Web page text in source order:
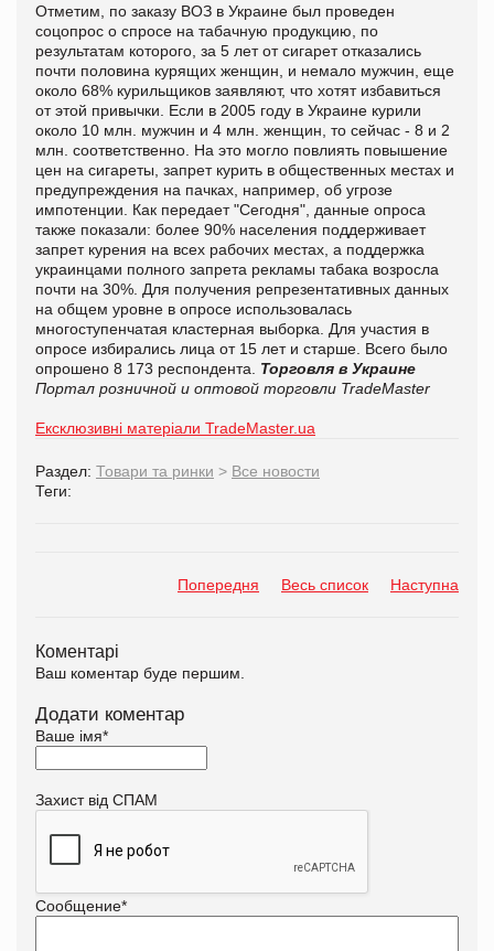
Отметим, по заказу ВОЗ в Украине был проведен
соцопрос о спросе на табачную продукцию, по
результатам которого, за 5 лет от сигарет отказались
почти половина курящих женщин, и немало мужчин, еще
около 68% курильщиков заявляют, что хотят избавиться
от этой привычки. Если в 2005 году в Украине курили
около 10 млн. мужчин и 4 млн. женщин, то сейчас - 8 и 2
млн. соответственно. На это могло повлиять повышение
цен на сигареты, запрет курить в общественных местах и
предупреждения на пачках, например, об угрозе
импотенции. Как передает "Сегодня", данные опроса
также показали: более 90% населения поддерживает
запрет курения на всех рабочих местах, а поддержка
украинцами полного запрета рекламы табака возросла
почти на 30%. Для получения репрезентативных данных
на общем уровне в опросе использовалась
многоступенчатая кластерная выборка. Для участия в
опросе избирались лица от 15 лет и старше. Всего было
опрошено 8 173 респондента. Торговля в Украине
Портал розничной и оптовой торговли TradeMaster
Ексклюзивні матеріали TradeMaster.ua
Раздел: Товари та ринки > Все новости
Теги:
Попередня Весь список Наступна
Коментарі
Ваш коментар буде першим.
Додати коментар
Ваше імя*
Захист від СПАМ
Сообщение*